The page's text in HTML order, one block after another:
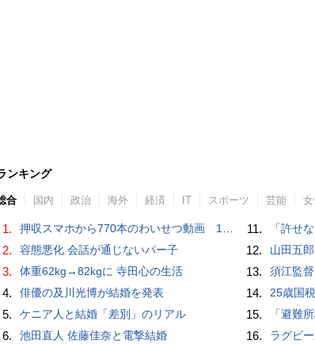
ンキング
合 国内 政治 海外 経済 IT スポーツ 芸能 女
1. 押収スマホから770本のわいせつ動画 15歳少女に酒と薬飲ませ性的暴行か 54歳男を再逮捕 「薬もありますよ」とSNSで誘い出し
2. 容態悪化 会話が通じないパー子
3. 体重62kg→82kgに 寺田心の生活
4. 俳優の及川光博が結婚を発表
5. ケニア人と結婚「差別」のリアル
6. 池田直人 佐藤佳奈と電撃結婚
11. 「許せ
12. 山田五
13. 須江監
14. 25歳国
15. 「避難
16. ラグビ